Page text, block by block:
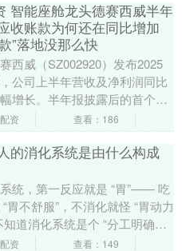
智能座舱龙头德赛西威半年
收账款为何还在同比增加
”落地没那么快
西威（SZ002920）发布2025
公司上半年营收及净利润同比
增长。半年报披露后的首个交
股价一度创下二季度新高，当
资 查看：186
的消化系统是由什么构成
统，第一反应就是 “胃”—— 吃
胃不舒服”，不消化就怪 “胃动力
知道消化系统是个 “分工明确的
巴到肛门，每个环节都缺....
资 查看：149